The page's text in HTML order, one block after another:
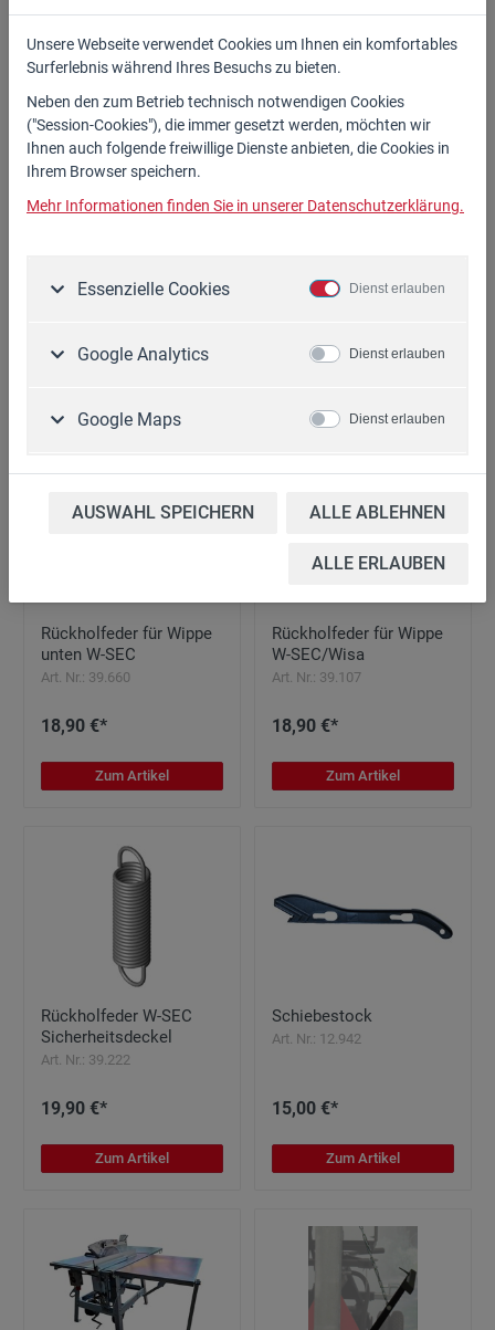
85,90 €*
Art. Nr.: 89.814
25,90 €*
Rückholfeder für Wippe
unten W-SEC
Art. Nr.: 39.660
18,90 €*
Zum Artikel
Rückholfeder für Wippe
W-SEC/Wisa
Art. Nr.: 39.107
18,90 €*
Zum Artikel
Rückholfeder W-SEC
Sicherheitsdeckel
Art. Nr.: 39.222
19,90 €*
Zum Artikel
Schiebestock
Art. Nr.: 12.942
15,00 €*
Zum Artikel
Unsere Webseite verwendet Cookies um Ihnen ein komfortables
Surferlebnis während Ihres Besuchs zu bieten.
Neben den zum Betrieb technisch notwendigen Cookies
("Session-Cookies"), die immer gesetzt werden, möchten wir
Ihnen auch folgende freiwillige Dienste anbieten, die Cookies in
Ihrem Browser speichern.
Mehr Informationen finden Sie in unserer Datenschutzerklärung.
Essenzielle Cookies Dienst erlauben
Google Analytics Dienst erlauben
Google Maps Dienst erlauben
AUSWAHL SPEICHERN ALLE ABLEHNEN
ALLE ERLAUBEN